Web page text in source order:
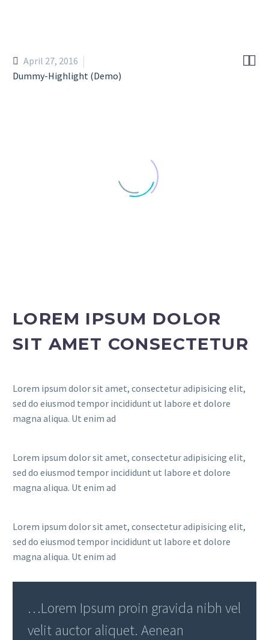

April 27, 2016
Dummy-Highlight (Demo)
LOREM IPSUM DOLOR
SIT AMET CONSECTETUR
Lorem ipsum dolor sit amet, consectetur adipisicing elit,
sed do eiusmod tempor incididunt ut labore et dolore
magna aliqua. Ut enim ad
Lorem ipsum dolor sit amet, consectetur adipisicing elit,
sed do eiusmod tempor incididunt ut labore et dolore
magna aliqua. Ut enim ad
Lorem ipsum dolor sit amet, consectetur adipisicing elit,
sed do eiusmod tempor incididunt ut labore et dolore
magna aliqua. Ut enim ad
…Lorem Ipsum proin gravida nibh vel
velit auctor aliquet. Aenean